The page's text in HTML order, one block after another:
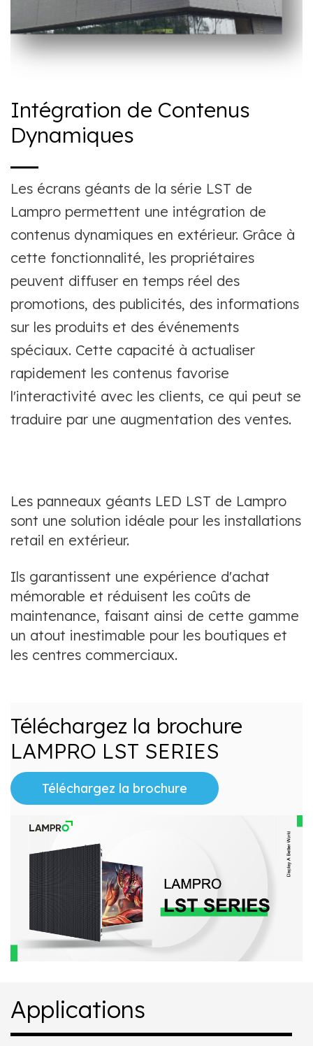
Intégration de Contenus
Dynamiques
Les écrans géants de la série LST de
Lampro permettent une intégration de
contenus dynamiques en extérieur. Grâce à
cette fonctionnalité, les propriétaires
peuvent diffuser en temps réel des
promotions, des publicités, des informations
sur les produits et des événements
spéciaux. Cette capacité à actualiser
rapidement les contenus favorise
l'interactivité avec les clients, ce qui peut se
traduire par une augmentation des ventes.
Les panneaux géants LED LST de Lampro
sont une solution idéale pour les installations
retail en extérieur.
Ils garantissent une expérience d'achat
mémorable et réduisent les coûts de
maintenance, faisant ainsi de cette gamme
un atout inestimable pour les boutiques et
les centres commerciaux.
Téléchargez la brochure
LAMPRO LST SERIES
Téléchargez la brochure
Applications